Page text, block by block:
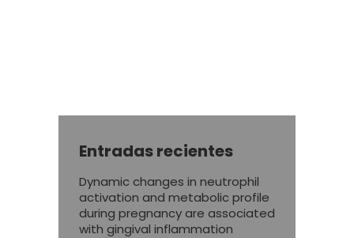
Entradas recientes
Dynamic changes in neutrophil
activation and metabolic profile
during pregnancy are associated
with gingival inflammation